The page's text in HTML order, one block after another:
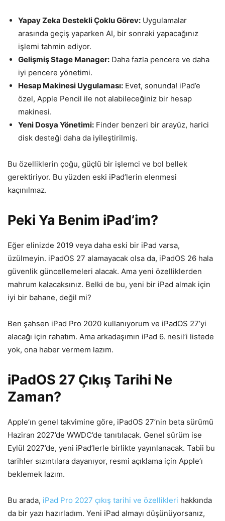
Yapay Zeka Destekli Çoklu Görev: Uygulamalar
arasında geçiş yaparken AI, bir sonraki yapacağınız
işlemi tahmin ediyor.
Gelişmiş Stage Manager: Daha fazla pencere ve daha
iyi pencere yönetimi.
Hesap Makinesi Uygulaması: Evet, sonunda! iPad’e
özel, Apple Pencil ile not alabileceğiniz bir hesap
makinesi.
Yeni Dosya Yönetimi: Finder benzeri bir arayüz, harici
disk desteği daha da iyileştirilmiş.
Bu özelliklerin çoğu, güçlü bir işlemci ve bol bellek
gerektiriyor. Bu yüzden eski iPad’lerin elenmesi
kaçınılmaz.
Peki Ya Benim iPad’im?
Eğer elinizde 2019 veya daha eski bir iPad varsa,
üzülmeyin. iPadOS 27 alamayacak olsa da, iPadOS 26 hala
güvenlik güncellemeleri alacak. Ama yeni özelliklerden
mahrum kalacaksınız. Belki de bu, yeni bir iPad almak için
iyi bir bahane, değil mi?
Ben şahsen iPad Pro 2020 kullanıyorum ve iPadOS 27’yi
alacağı için rahatım. Ama arkadaşımın iPad 6. nesil’i listede
yok, ona haber vermem lazım.
iPadOS 27 Çıkış Tarihi Ne
Zaman?
Apple’ın genel takvimine göre, iPadOS 27’nin beta sürümü
Haziran 2027’de WWDC’de tanıtılacak. Genel sürüm ise
Eylül 2027’de, yeni iPad’lerle birlikte yayınlanacak. Tabii bu
tarihler sızıntılara dayanıyor, resmi açıklama için Apple’ı
beklemek lazım.
Bu arada, iPad Pro 2027 çıkış tarihi ve özellikleri hakkında
da bir yazı hazırladım. Yeni iPad almayı düşünüyorsanız,